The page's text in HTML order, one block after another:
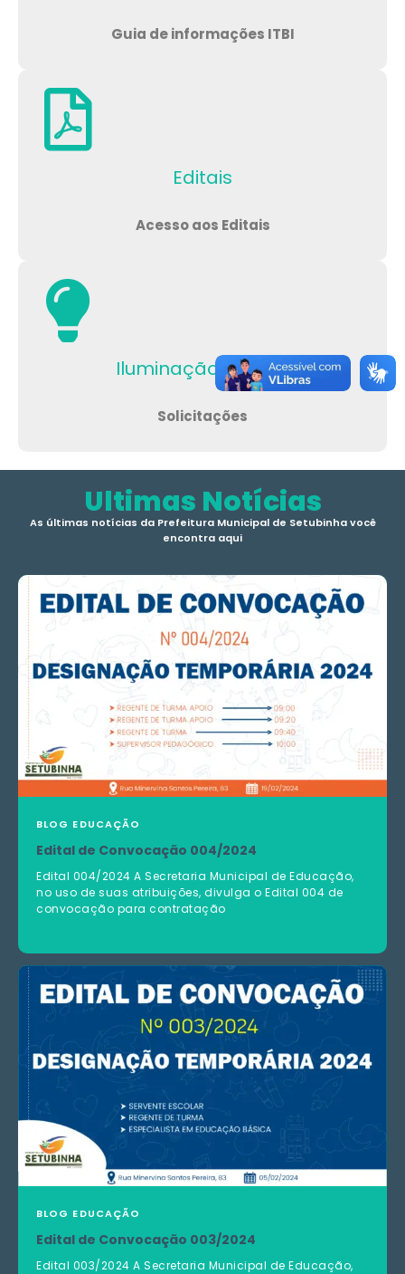
Guia de informações ITBI
Editais
Acesso aos Editais
Iluminação Pública
Solicitações
Ultimas Notícias
As últimas notícias da Prefeitura Municipal de Setubinha você
encontra aqui
BLOG EDUCAÇÃO
Edital de Convocação 004/2024
Edital 004/2024 A Secretaria Municipal de Educação,
no uso de suas atribuições, divulga o Edital 004 de
convocação para contratação
BLOG EDUCAÇÃO
Edital de Convocação 003/2024
Edital 003/2024 A Secretaria Municipal de Educação,